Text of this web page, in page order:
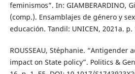
feminismos”. In: GIAMBERARDINO,
(comp.). Ensamblajes de género y
educación. Tandil: UNICEN, 2021a. p.
ROUSSEAU, Stéphanie. “Antigender
impact on State policy”. Politics &